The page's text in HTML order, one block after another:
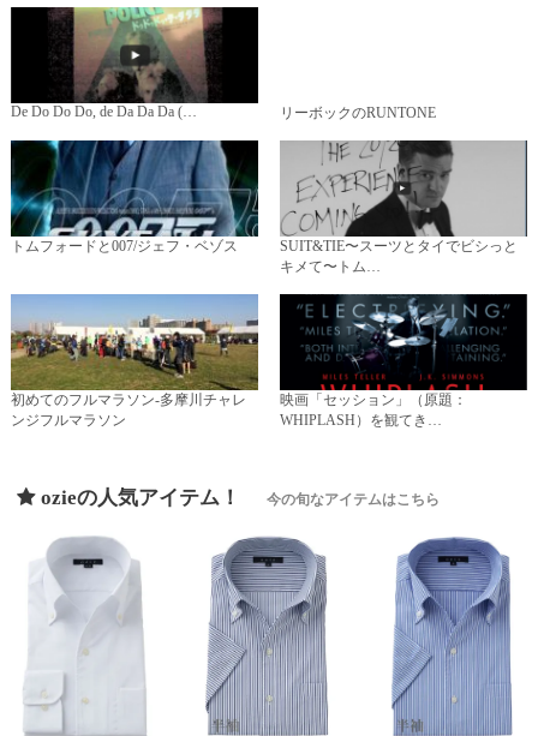
De Do Do Do, de Da Da Da (… リーボックのRUNTONE
トムフォードと007/ジェフ・ベゾス
SUIT&TIE〜スーツとタイでビシっと
キメて〜トム…
初めてのフルマラソン-多摩川チャレ
ンジフルマラソン
映画「セッション」（原題：
WHIPLASH）を観てき…
ozieの人気アイテム！ 今の旬なアイテムはこちら